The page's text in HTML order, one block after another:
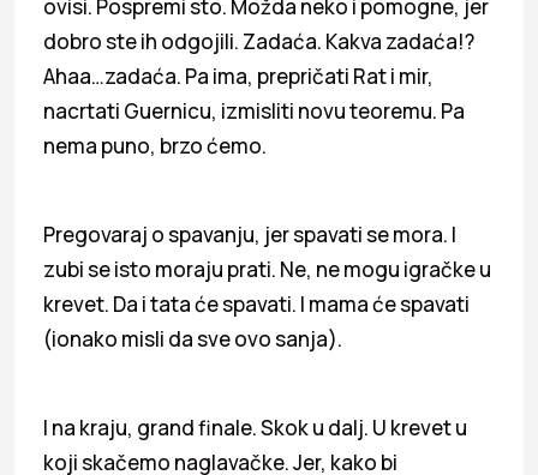
ovisi. Pospremi sto. Možda neko i pomogne, jer
dobro ste ih odgojili. Zadaća. Kakva zadaća!?
Ahaa…zadaća. Pa ima, prepričati Rat i mir,
nacrtati Guernicu, izmisliti novu teoremu. Pa
nema puno, brzo ćemo.
Pregovaraj o spavanju, jer spavati se mora. I
zubi se isto moraju prati. Ne, ne mogu igračke u
krevet. Da i tata će spavati. I mama će spavati
(ionako misli da sve ovo sanja).
I na kraju, grand finale. Skok u dalj. U krevet u
koji skačemo naglavačke. Jer, kako bi